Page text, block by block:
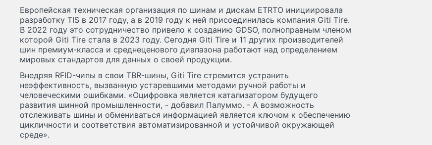
Европейская техническая организация по шинам и дискам ETRTO инициировала
разработку TIS в 2017 году, а в 2019 году к ней присоединилась компания Giti Tire.
В 2022 году это сотрудничество привело к созданию GDSO, полноправным членом
которой Giti Tire стала в 2023 году. Сегодня Giti Tire и 11 других производителей
шин премиум-класса и среднеценового диапазона работают над определением
мировых стандартов для данных о своей продукции.
Внедряя RFID-чипы в свои TBR-шины, Giti Tire стремится устранить
неэффективность, вызванную устаревшими методами ручной работы и
человеческими ошибками. «Оцифровка является катализатором будущего
развития шинной промышленности, - добавил Палуммо. - А возможность
отслеживать шины и обмениваться информацией является ключом к обеспечению
цикличности и соответствия автоматизированной и устойчивой окружающей
среде».